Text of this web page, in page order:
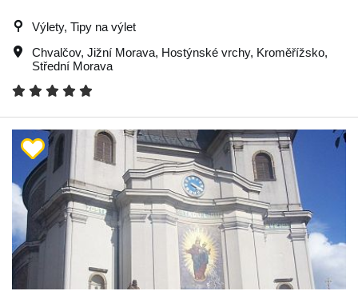
Výlety, Tipy na výlet
Chvalčov, Jižní Morava, Hostýnské vrchy, Kroměřížsko,
Střední Morava